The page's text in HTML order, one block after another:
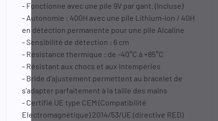
- Fonctionne avec une pile 9V par gant. (Incluse)
- Autonomie : 400H avec une pile Lithium-ion / 40H
en détection permanente pour une pile Alcaline
- Sensibilité de détection : 6 cm
- Résistance thermique : de -40°C à +85°C
- Résistant aux chocs et aux intempéries
- Bride d’ajustement permettent au bracelet de
s’adapter parfaitement à la taille des mains
- Certifié UE type CEM (Compatibilité
Electromagnétique) 2014/53/UE (directive RED)